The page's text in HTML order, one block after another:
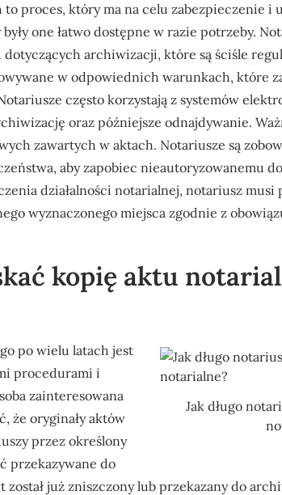
proces, który ma na celu zabezpieczenie i
one łatwo dostępne w razie potrzeby.
dotyczących archiwizacji, które są ściśle
w odpowiednich warunkach, które
często korzystają z systemów
oraz późniejsze odnajdywanie.
zawartych w aktach. Notariusze są
aby zapobiec nieautoryzowanemu
działalności notarialnej, notariusz musi
wyznaczonego miejsca zgodnie z
kopię aktu
Jak długo
po wielu latach jest
procedurami i
zainteresowana
że oryginały aktów
przez określony
przekazywane do
już zniszczony lub przekazany do